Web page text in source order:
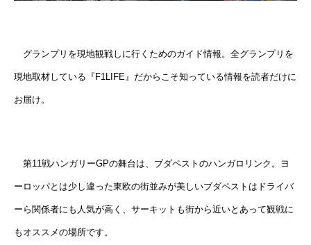
グランプリを現地観戦しに行くためのガイド情報。全グランプリを
現地取材している『F1LIFE』だからこそ知っている情報を読者だけに
お届け。
第11戦ハンガリーGPの舞台は、ブダペストのハンガロリンク。ヨ
ーロッパとは少し違った東欧の街並みが美しいブダペストはドライバ
ーら関係者にも人気が高く、サーキットも街から近いとあって観戦に
もオススメの場所です。